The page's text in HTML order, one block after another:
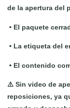
de la apertura del
• El paquete
• La etiqueta del
• El contenido
⚠️ Sin video de
reposiciones, ya